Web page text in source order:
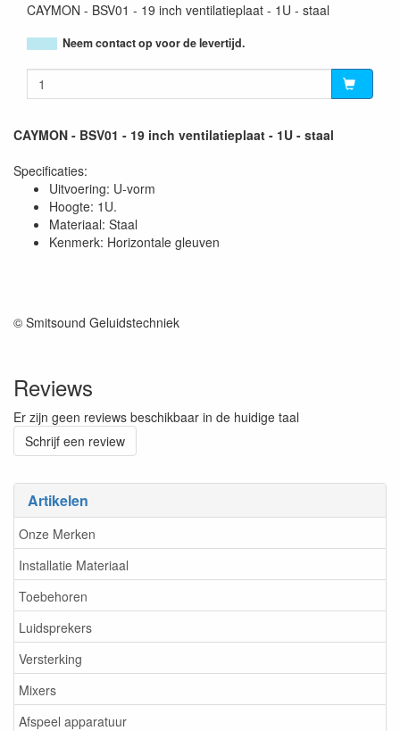
Artikelen
Onze Merken
Installatie Materiaal
Toebehoren
Luidsprekers
Versterking
Mixers
Afspeel apparatuur
CAYMON - BSV01 - 19 inch ventilatieplaat - 1U - staal
Neem contact op voor de levertijd.
CAYMON - BSV01 - 19 inch ventilatieplaat - 1U - staal
Specificaties:
Uitvoering: U-vorm
Hoogte: 1U.
Materiaal: Staal
Kenmerk: Horizontale gleuven
© Smitsound Geluidstechniek
Reviews
Er zijn geen reviews beschikbaar in de huidige taal
Schrijf een review